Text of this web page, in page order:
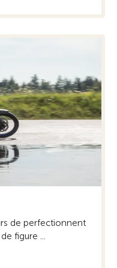
de perfectionnent
figure ...